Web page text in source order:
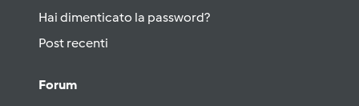
Hai dimenticato la password?
Post recenti
Forum